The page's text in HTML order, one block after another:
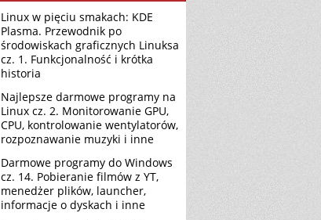
Linux w pięciu smakach: KDE
Plasma. Przewodnik po
środowiskach graficznych Linuksa
cz. 1. Funkcjonalność i krótka
historia
Najlepsze darmowe programy na
Linux cz. 2. Monitorowanie GPU,
CPU, kontrolowanie wentylatorów,
rozpoznawanie muzyki i inne
Darmowe programy do Windows
cz. 14. Pobieranie filmów z YT,
menedżer plików, launcher,
informacje o dyskach i inne